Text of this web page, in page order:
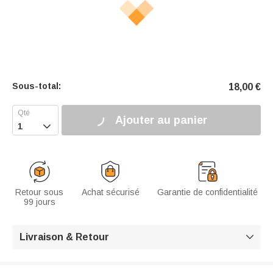
Sous-total: 18,00 €
 Ajouter au panier
Retour sous
99 jours
Achat sécurisé Garantie de confidentialité
Livraison & Retour 